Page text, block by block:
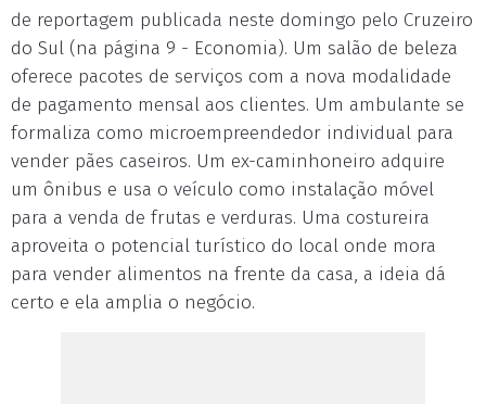
de reportagem publicada neste domingo pelo Cruzeiro
do Sul (na página 9 - Economia). Um salão de beleza
oferece pacotes de serviços com a nova modalidade
de pagamento mensal aos clientes. Um ambulante se
formaliza como microempreendedor individual para
vender pães caseiros. Um ex-caminhoneiro adquire
um ônibus e usa o veículo como instalação móvel
para a venda de frutas e verduras. Uma costureira
aproveita o potencial turístico do local onde mora
para vender alimentos na frente da casa, a ideia dá
certo e ela amplia o negócio.